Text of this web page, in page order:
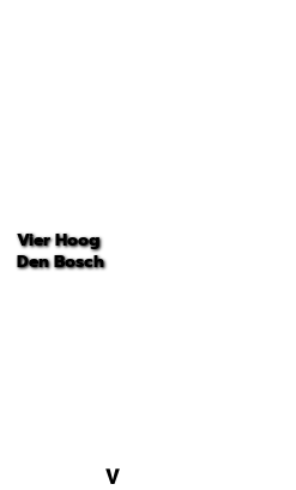
Vier Hoog
Den Bosch
V